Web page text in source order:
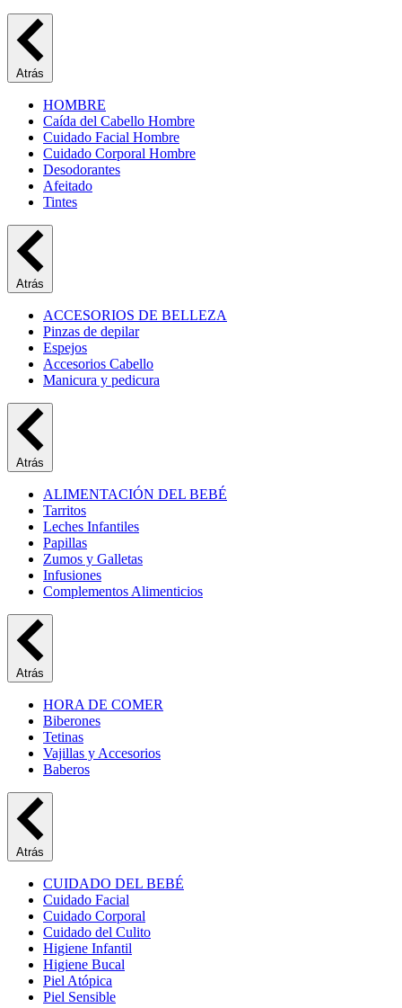
Atrás
HOMBRE
Caída del Cabello Hombre
Cuidado Facial Hombre
Cuidado Corporal Hombre
Desodorantes
Afeitado
Tintes
Atrás
ACCESORIOS DE BELLEZA
Pinzas de depilar
Espejos
Accesorios Cabello
Manicura y pedicura
Atrás
ALIMENTACIÓN DEL BEBÉ
Tarritos
Leches Infantiles
Papillas
Zumos y Galletas
Infusiones
Complementos Alimenticios
Atrás
HORA DE COMER
Biberones
Tetinas
Vajillas y Accesorios
Baberos
Atrás
CUIDADO DEL BEBÉ
Cuidado Facial
Cuidado Corporal
Cuidado del Culito
Higiene Infantil
Higiene Bucal
Piel Atópica
Piel Sensible